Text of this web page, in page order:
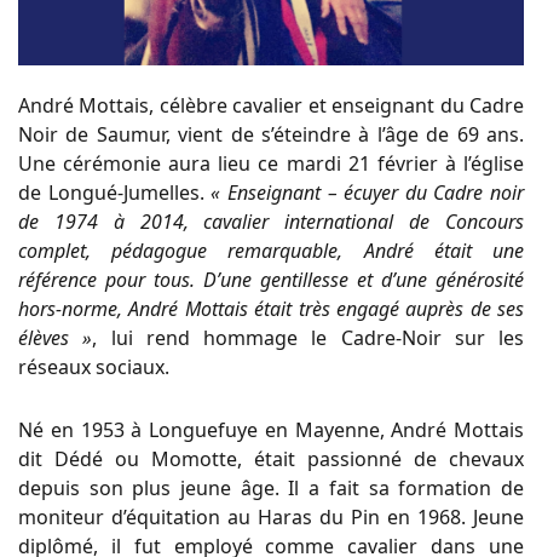
André Mottais, célèbre cavalier et enseignant du Cadre
Noir de Saumur, vient de s’éteindre à l’âge de 69 ans.
Une cérémonie aura lieu ce mardi 21 février à l’église
de Longué-Jumelles.« Enseignant – écuyer du Cadre noir
de 1974 à 2014, cavalier international de Concours
complet, pédagogue remarquable, André était une
référence pour tous. D’une gentillesse et d’une générosité
hors-norme, André Mottais était très engagé auprès de ses
élèves », lui rend hommage le Cadre-Noir sur les
réseaux sociaux.
Né en 1953 à Longuefuye en Mayenne, André Mottais
dit Dédé ou Momotte, était passionné de chevaux
depuis son plus jeune âge. Il a fait sa formation de
moniteur d’équitation au Haras du Pin en 1968. Jeune
diplômé, il fut employé comme cavalier dans une